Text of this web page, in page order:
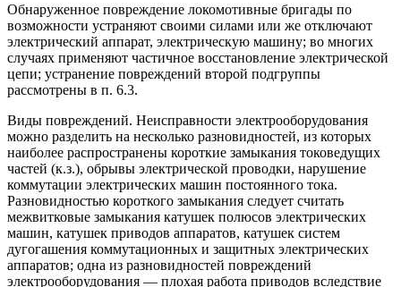
Обнаруженное повреждение локомотивные бригады по
возможности устраняют своими силами или же отключают
электрический аппарат, электрическую машину; во многих
случаях применяют частичное восстановление электрической
цепи; устранение повреждений второй подгруппы
рассмотрены в п. 6.3.
Виды повреждений. Неисправности электрооборудования
можно разделить на несколько разновидностей, из которых
наиболее распространены короткие замыкания токоведущих
частей (к.з.), обрывы электрической проводки, нарушение
коммутации электрических машин постоянного тока.
Разновидностью короткого замыкания следует считать
межвитковые замыкания катушек полюсов электрических
машин, катушек приводов аппаратов, катушек систем
дугогашения коммутационных и защитных электрических
аппаратов; одна из разновидностей повреждений
электрооборудования — плохая работа приводов вследствие